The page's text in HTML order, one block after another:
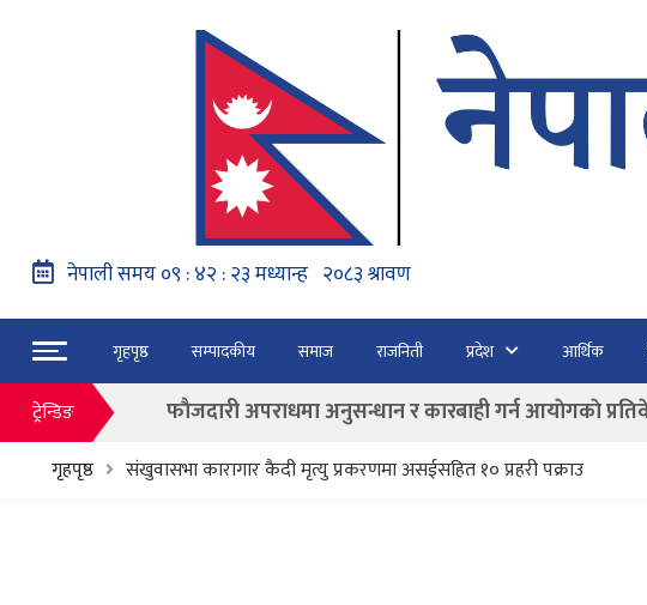
गृहपृष्ठ सम्पादकीय समाज राजनिती प्रदेश आर्थिक
ट्रेन्डिङ
नेपाल वायुसेवाको राहत उडानमार्फत १५७ यात्रु भैरहवाबाट
हङ्गेरी सरकारले एकल मुद्राको रुपमा ‘युरो’ लागु नगर्ने
फाैजदारी अपराधमा अनुसन्धान र कारबाही गर्न आयाेगकाे
बाढी पहिरोका कारण मृत्यु हुनेको संख्या ६० पुग्यो
गृहपृष्ठ संखुवासभा कारागार कैदी मृत्यु प्रकरणमा असईसहित १० प्रहरी पक्राउ